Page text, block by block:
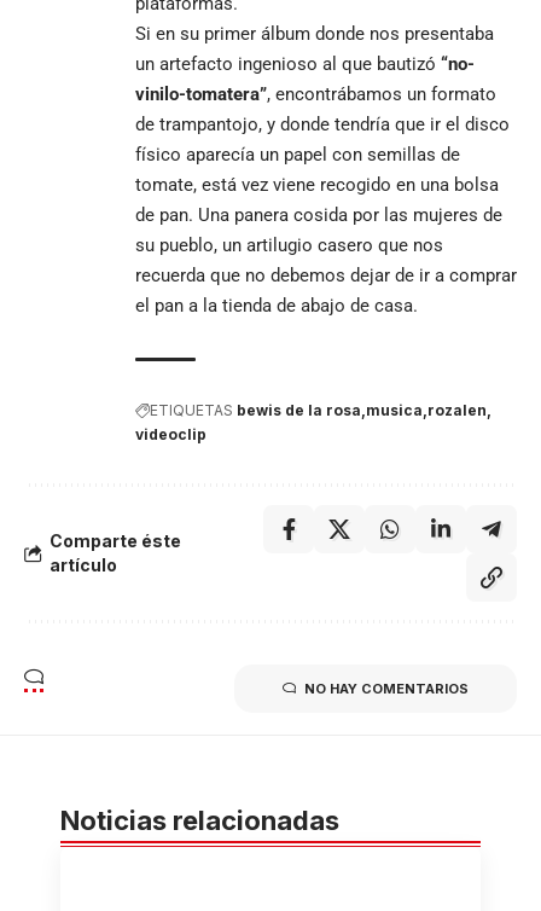
Si en su primer álbum donde nos presentaba
un artefacto ingenioso al que bautizó “no-
vinilo-tomatera”, encontrábamos un formato
de trampantojo, y donde tendría que ir el disco
físico aparecía un papel con semillas de
tomate, está vez viene recogido en una bolsa
de pan. Una panera cosida por las mujeres de
su pueblo, un artilugio casero que nos
recuerda que no debemos dejar de ir a comprar
el pan a la tienda de abajo de casa.
ETIQUETAS bewis de la rosa musica rozalen
videoclip
Comparte éste
artículo
NO HAY COMENTARIOS
Noticias relacionadas